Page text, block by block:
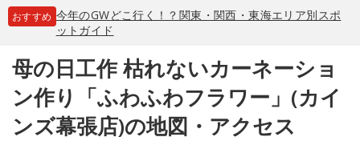
おすすめ 今年のGWどこ行く！？関東・関西・東海エリア別スポ
ットガイド
母の日工作 枯れないカーネーショ
ン作り「ふわふわフラワー」(カイ
ンズ幕張店)の地図・アクセス